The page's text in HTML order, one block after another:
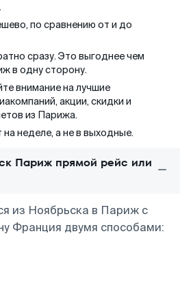
по сравнению от и до
сразу. Это выгоднее чем
в одну сторону.
внимание на лучшие
акции, скидки и
из Парижа.
неделе, а не в выходные.
Париж прямой рейс или
из Ноябрьска в Париж с
Франция двумя способами: